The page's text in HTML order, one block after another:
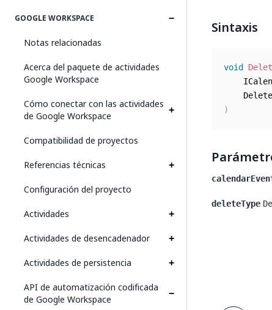
GOOGLE WORKSPACE
Notas relacionadas
Acerca del paquete de actividades
Google Workspace
Cómo conectar con las actividades
de Google Workspace
Compatibilidad de proyectos
Referencias técnicas
Configuración del proyecto
Actividades
Actividades de desencadenador
Actividades de persistencia
API de automatización codificada
de Google Workspace
Sintaxis
void
)
deleteType